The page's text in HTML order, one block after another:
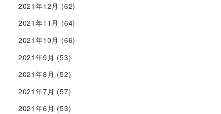
2021年12月 (62)
2021年11月 (64)
2021年10月 (66)
2021年9月 (53)
2021年8月 (52)
2021年7月 (57)
2021年6月 (53)